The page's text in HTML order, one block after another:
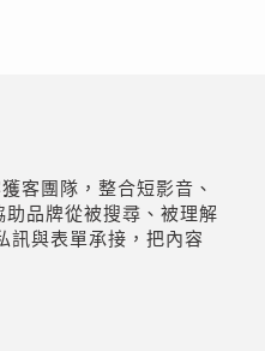
客團隊，整合短影音、
品牌從被搜尋、被理解
訊與表單承接，把內容